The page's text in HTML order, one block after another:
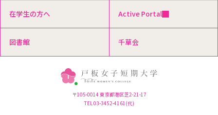
在学生の方へ Active Portal
図書館 千草会
〒105-0014 東京都港区芝2-21-17
TEL 03-3452-4161(代)